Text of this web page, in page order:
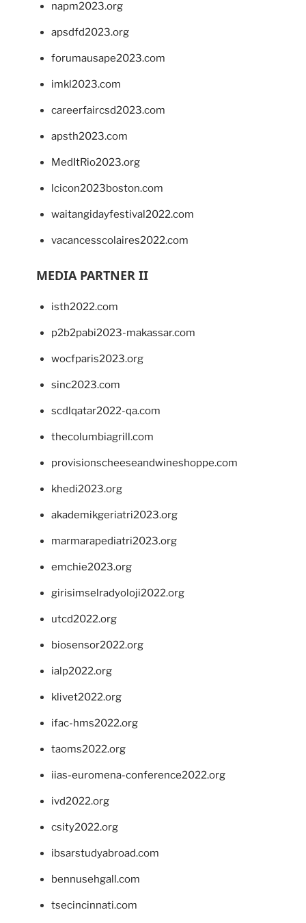
napm2023.org
apsdfd2023.org
forumausape2023.com
imkl2023.com
careerfaircsd2023.com
apsth2023.com
MedItRio2023.org
lcicon2023boston.com
waitangidayfestival2022.com
vacancesscolaires2022.com
MEDIA PARTNER II
isth2022.com
p2b2pabi2023-makassar.com
wocfparis2023.org
sinc2023.com
scdlqatar2022-qa.com
thecolumbiagrill.com
provisionscheeseandwineshoppe.com
khedi2023.org
akademikgeriatri2023.org
marmarapediatri2023.org
emchie2023.org
girisimselradyoloji2022.org
utcd2022.org
biosensor2022.org
ialp2022.org
klivet2022.org
ifac-hms2022.org
taoms2022.org
iias-euromena-conference2022.org
ivd2022.org
csity2022.org
ibsarstudyabroad.com
bennusehgall.com
tsecincinnati.com